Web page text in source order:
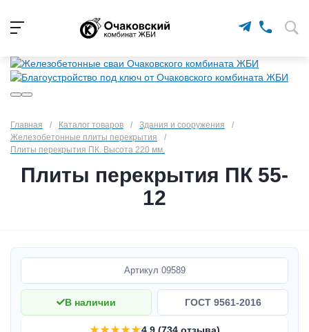
Главная / Каталог товаров / Здания и сооружения
/
Железобетонные плиты перекрытия
/
Плиты перекрытия ПК. Высота 220 мм.
Плиты перекрытия ПК 55-
12
Артикул 09589
В наличии ГОСТ 9561-2016
★★★★★